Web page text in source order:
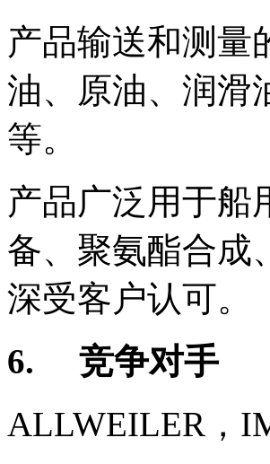
产品输送和测量
油、原油、润滑
等。
产品广泛用于船
备、聚氨酯合成
深受客户认可。
6. 竞争对手
ALLWEILER ，